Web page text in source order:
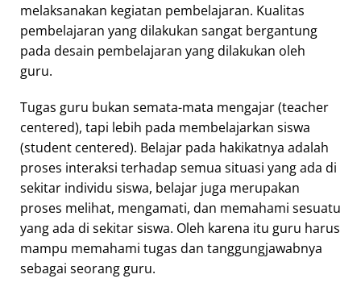
melaksanakan kegiatan pembelajaran. Kualitas
pembelajaran yang dilakukan sangat bergantung
pada desain pembelajaran yang dilakukan oleh
guru.
Tugas guru bukan semata-mata mengajar (teacher
centered), tapi lebih pada membelajarkan siswa
(student centered). Belajar pada hakikatnya adalah
proses interaksi terhadap semua situasi yang ada di
sekitar individu siswa, belajar juga merupakan
proses melihat, mengamati, dan memahami sesuatu
yang ada di sekitar siswa. Oleh karena itu guru harus
mampu memahami tugas dan tanggungjawabnya
sebagai seorang guru.